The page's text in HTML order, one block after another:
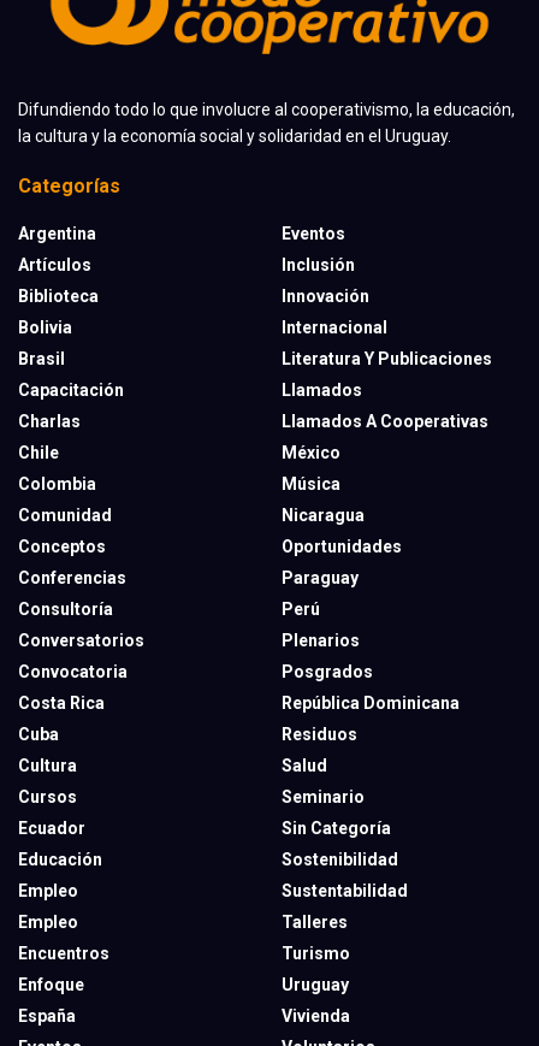
Difundiendo todo lo que involucre al cooperativismo, la educación,
la cultura y la economía social y solidaridad en el Uruguay.
Categorías
Argentina
Artículos
Biblioteca
Bolivia
Brasil
Capacitación
Charlas
Chile
Colombia
Comunidad
Conceptos
Conferencias
Consultoría
Conversatorios
Convocatoria
Costa Rica
Cuba
Cultura
Cursos
Ecuador
Educación
Empleo
Empleo
Encuentros
Enfoque
España
Eventos
Inclusión
Innovación
Internacional
Literatura Y Publicaciones
Llamados
Llamados A Cooperativas
México
Música
Nicaragua
Oportunidades
Paraguay
Perú
Plenarios
Posgrados
República Dominicana
Residuos
Salud
Seminario
Sin Categoría
Sostenibilidad
Sustentabilidad
Talleres
Turismo
Uruguay
Vivienda